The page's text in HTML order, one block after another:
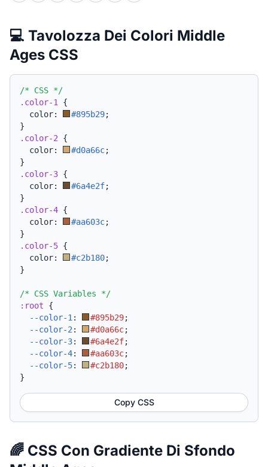
💻 Tavolozza Dei Colori Middle
Ages CSS
/* CSS */
.color-1
{
  color:
#895b29;
}
.color-2 {
  color:
#d0a66c;
}
.color-3 {
  color:
#6a4e2f;
}
.color-4 {
  color:
#aa603c;
}
.color-5 {
  color:
#c2b180;
}
/* CSS Variables */
:root {
--color-1 : #895b29;
--color-2 : #d0a66c;
--color-3: #6a4e2f;
--color-4: #aa603c;
--color-5: #c2b180;
}
Copy CSS
🌈 CSS Con Gradiente Di Sfondo